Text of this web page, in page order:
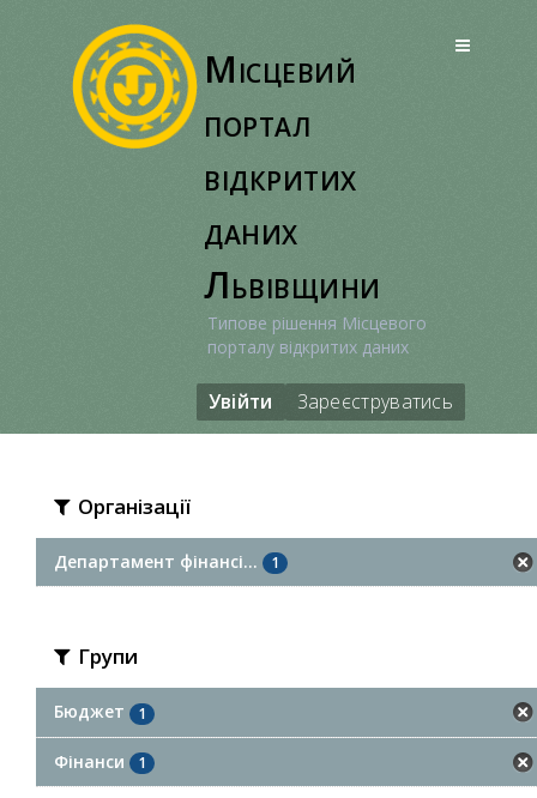
Місцевий
портал
відкритих
даних
Львівщини
Типове рішення Місцевого
порталу відкритих даних
Увійти Зареєструватись
Організації
Департамент фінансі... 1
Групи
Бюджет 1
Фінанси 1